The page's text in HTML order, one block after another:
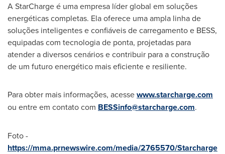
A StarCharge é uma empresa líder global em soluções
energéticas completas. Ela oferece uma ampla linha de
soluções inteligentes e confiáveis de carregamento e BESS,
equipadas com tecnologia de ponta, projetadas para
atender a diversos cenários e contribuir para a construção
de um futuro energético mais eficiente e resiliente.
Para obter mais informações, acessewww.starcharge.com
ou entre em contato com BESSinfo@starcharge.com.
Foto -
https://mma.prnewswire.com/media/2765570/Starcharge